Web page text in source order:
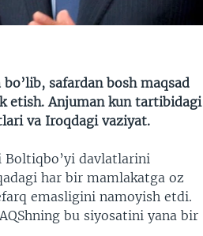
safardan bosh maqsad
etish. Anjuman kun tartibidagi
va Iroqdagi vaziyat.
Boltiqbo’yi davlatlarini
har bir mamlakatga oz
emasligini namoyish etdi.
bu siyosatini yana bir